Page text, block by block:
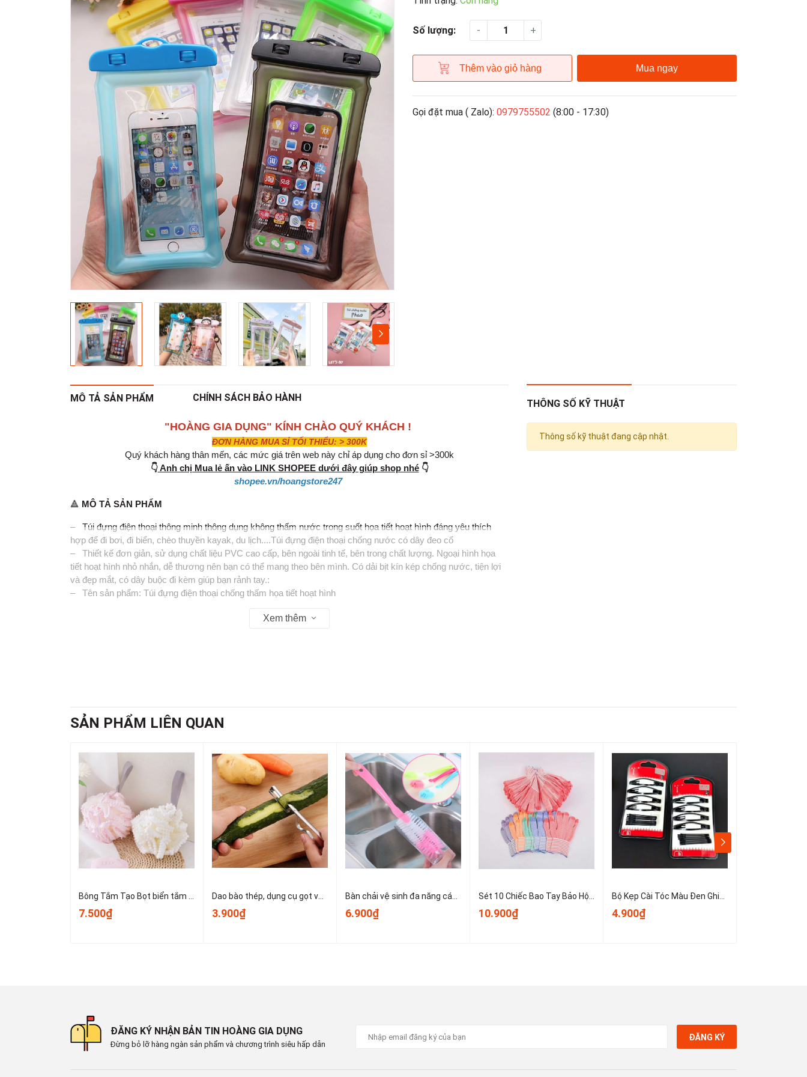
Số lượng: - +
Thêm vào giỏ hàng Mua ngay
Gọi đặt mua ( Zalo): 0979755502 (8:00 - 17:30)
MÔ TẢ SẢN PHẨM CHÍNH SÁCH BẢO HÀNH
"HOÀNG GIA DỤNG" KÍNH CHÀO QUÝ KHÁCH !
ĐƠN HÀNG MUA SỈ TỐI THIỂU: > 300K
Quý khách hàng thân mến, các mức giá trên web này chỉ áp dụng cho đơn sỉ >300k
👇Anh chị Mua lẻ ấn vào LINK SHOPEE dưới đây giúp shop nhé👇
shopee.vn/hoangstore247
🔺 MÔ TẢ SẢN PHẨM
– Túi đựng điện thoại thông minh thông dụng không thấm nước trong suốt họa tiết hoạt hình đáng yêu thích
hợp để đi bơi, đi biển, chèo thuyền kayak, du lịch....Túi đựng điện thoại chống nước có dây đeo cổ
– Thiết kế đơn giản, sử dụng chất liệu PVC cao cấp, bên ngoài tinh tế, bên trong chất lượng. Ngoại hình họa
tiết hoạt hình nhỏ nhắn, dễ thương nên bạn có thể mang theo bên mình. Có dải bịt kín kép chống nước, tiện lợi
và đẹp mắt, có dây buộc đi kèm giúp bạn rảnh tay.:
– Tên sản phẩm: Túi đựng điện thoại chống thấm họa tiết hoạt hình
Xem thêm
THÔNG SỐ KỸ THUẬT
Thông số kỹ thuật đang cập nhật.
SẢN PHẨM LIÊN QUAN
Bông Tắm Tạo Bọt biển tắm lớn, bọt biển tắm cao cấp không bị lan rộng, siêu mềm và dễ tạo bọt A3553
7.500₫
Dao bào thép, dụng cụ gọt vỏ kim loại, dụng cụ gọt vỏ trái cây và rau củ nhỏ gọn dễ sử dụng T1243
3.900₫
Bàn chải vệ sinh đa năng cán dài dùng để vệ sinh nồi, cốc, tách trà, bình giữ nhiệt, bình sữa trẻ em A1934
6.900₫
Sét 10 Chiếc Bao Tay Bảo Hộ Lao Động ,Găng tay đan sọc nhiều màu, găng tay làm việc, găng tay len A0331
10.900₫
Bộ Kẹp Cài Tóc Màu Đen Ghim Bên Gọn Gàng, Kẹp Tóc Nữ Kẹp Mini Cố Định Tóc Không Trơn Trượt T1123
4.900₫
ĐĂNG KÝ NHẬN BẢN TIN HOÀNG GIA DỤNG
Đừng bỏ lỡ hàng ngàn sản phẩm và chương trình siêu hấp dẫn
ĐĂNG KÝ